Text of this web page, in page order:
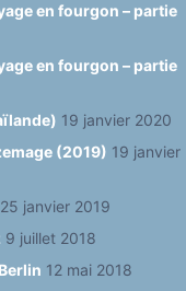
en fourgon – partie
en fourgon – partie
19 janvier 2020
(2019) 19 janvier
25 janvier 2019
9 juillet 2018
12 mai 2018